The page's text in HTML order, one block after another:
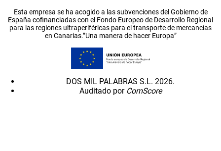
Esta empresa se ha acogido a las subvenciones del Gobierno de
España cofinanciadas con el Fondo Europeo de Desarrollo Regional
para las regiones ultraperiféricas para el transporte de mercancías
en Canarias.”Una manera de hacer Europa”
DOS MIL PALABRAS S.L. 2026.
Auditado por ComScore